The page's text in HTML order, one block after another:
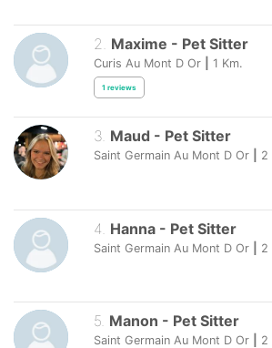
2. Maxime - Pet Sitter
Curis Au Mont D Or 1 Km.
1 reviews
3. Maud - Pet Sitter
Saint Germain Au Mont D Or 2
4 Hanna - Pet Sitter
Saint Germain Au Mont D Or 2
5 Manon - Pet Sitter
Saint Germain Au Mont D Or 2